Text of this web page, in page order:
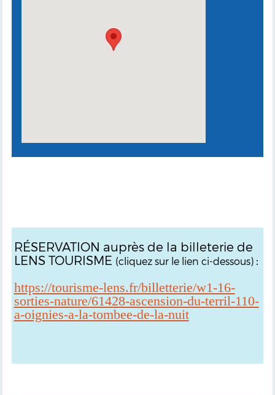
RÉSERVATION auprès de la billeterie de
LENS TOURISME (cliquez sur le lien ci-dessous) :
https://tourisme-lens.fr/billetterie/w1-16-
sorties-nature/61428-ascension-du-terril-110-
a-oignies-a-la-tombee-de-la-nuit